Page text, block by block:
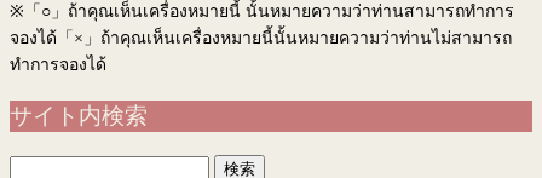
※ 「○」ถ้าคุณเห็นเครื่องหมายนี้ นั้นหมายความว่าท่านสามารถทำการ
จองได้「×」ถ้าคุณเห็นเครื่องหมายนี้นั้นหมายความว่าท่านไม่สามารถ
ทำการจองได้
サイト内検索